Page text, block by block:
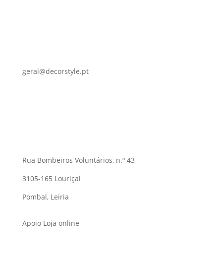
geral@decorstyle.pt
Rua Bombeiros Voluntários, n.º 43
3105-165 Louriçal
Pombal, Leiria
Apoio Loja online